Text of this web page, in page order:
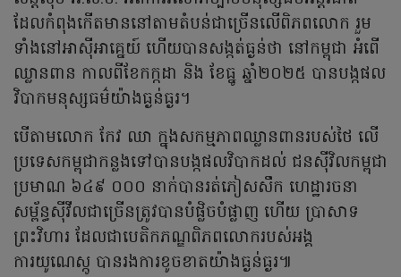
ដែលកំពុងកើតមាននៅតាមតំបន់ជាច្រើនលើពិភពលោក រួម
ទាំងនៅអាស៊ីអាគ្នេយ៍ ហើយបានសង្កត់ធ្ងន់ថា នៅកម្ពុជា អំពើ
ឈ្លានពាន កាលពីខែកក្កដា និង ខែធ្នូ ឆ្នាំ២០២៥ បានបង្កផល
វិបាកមនុស្សធម៌យ៉ាងធ្ងន់ធ្ងរ។
បើតាមលោក កែវ ឈា ក្នុងសកម្មភាពឈ្លានពានរបស់ថៃ លើ
ប្រទេសកម្ពុជាកន្លងទៅបានបង្កផលវិបាកដល់ ជនស៊ីវិលកម្ពុជា
ប្រមាណ ៦៤៩ ០០០ នាក់បានរត់ភៀសសឹក ហេដ្ឋារចនា
សម្ព័ន្ធស៊ីវីលជាច្រើនត្រូវបានបំផ្លិចបំផ្លាញ ហើយ ប្រាសាទ
ព្រះវិហារ ដែលជាបេតិកភណ្ឌពិភពលោករបស់អង្គ
ការយូណេស្កូ បានរងការខូចខាតយ៉ាងធ្ងន់ធ្ងរ៕